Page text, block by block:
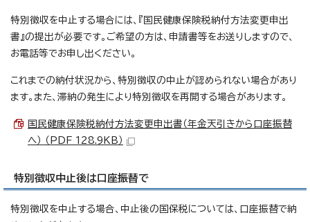
特別徴収を中止する場合には、『国民健康保険税納付方法変更申出
書』の提出が必要です。ご希望の方は、申請書等をお送りしますので、
お電話等でお申し出ください。
これまでの納付状況から、特別徴収の中止が認められない場合があり
ます。また、滞納の発生により特別徴収を再開する場合があります。
国民健康保険税納付方法変更申出書（年金天引きから口座振替
へ） （PDF 128.9KB）
特別徴収中止後は口座振替で
特別徴収を中止する場合、中止後の国保税については、口座振替で納